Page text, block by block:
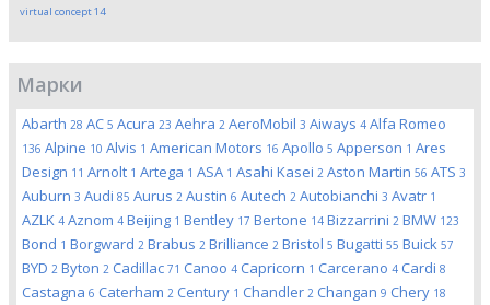
virtual concept14
Марки
Abarth 28 AC 5 Acura 23 Aehra 2 AeroMobil 3 Aiways 4 Alfa Romeo
136 Alpine 10 Alvis 1 American Motors 16 Apollo 5 Apperson 1 Ares
Design 11 Arnolt 1 Artega 1 ASA 1 Asahi Kasei 2 Aston Martin 56 ATS 3
Auburn 3 Audi 85 Aurus 2 Austin 6 Autech 2 Autobianchi 3 Avatr 1
AZLK 4 Aznom 4 Beijing 1 Bentley 17 Bertone 14 Bizzarrini 2 BMW 123
Bond 1 Borgward 2 Brabus 2 Brilliance 2 Bristol 5 Bugatti 55 Buick 57
BYD 2 Byton 2 Cadillac 71 Canoo 4 Capricorn 1 Carcerano 4 Cardi 8
Castagna 6 Caterham 2 Century 1 Chandler 2 Changan 9 Chery 18